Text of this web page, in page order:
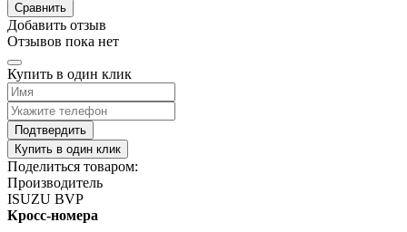
Сравнить
Добавить отзыв
Отзывов пока нет
Купить в один клик
Подтвердить
Купить в один клик
Поделиться товаром:
Производитель
ISUZU BVP
Кросс-номера